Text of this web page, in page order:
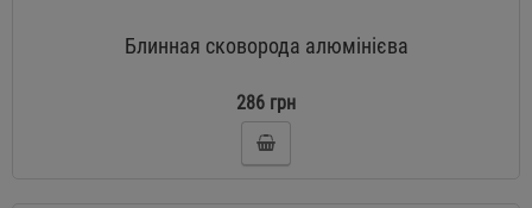
Блинная сковорода алюмінієва
286 грн